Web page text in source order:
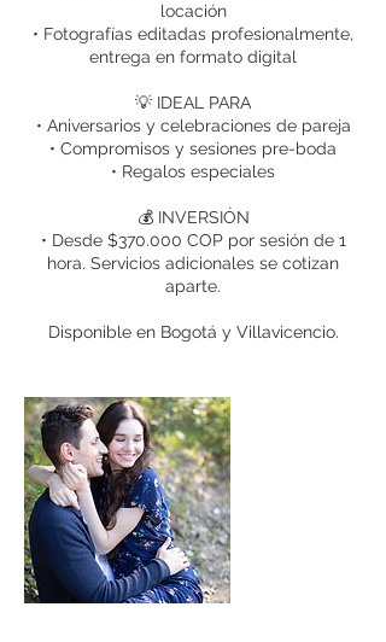
locación
• Fotografías editadas profesionalmente,
entrega en formato digital
💡 IDEAL PARA
• Aniversarios y celebraciones de pareja
• Compromisos y sesiones pre-boda
• Regalos especiales
💰 INVERSIÓN
• Desde $370.000 COP por sesión de 1
hora. Servicios adicionales se cotizan
aparte.
Disponible en Bogotá y Villavicencio.